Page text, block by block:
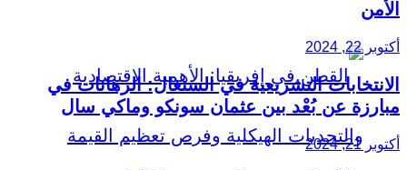
الأمن
أكتوبر 22, 2024
الانتخابات التشريعية في السنغال: الرهانات في
مبارزة عن بُعْد بين عثمان سونكو وماكي سال
أكتوبر 21, 2024